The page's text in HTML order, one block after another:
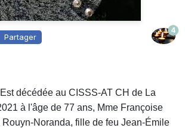
Partager
4
décédée au CISSS-AT CH de La
à l'âge de 77 ans, Mme Françoise
Rouyn-Noranda, fille de feu Jean-Émile